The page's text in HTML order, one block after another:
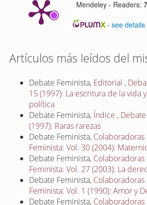
Mendeley - Readers:7
-see details
Artículos más leídos del
Debate Feminista, Editorial ,
15 (1997): La escritura de la vida
política
Debate Feminista, Índice ,
(1997): Raras rarezas
Debate Feminista, Colaboradoras
Feminista: Vol. 30 (2004):
Debate Feminista, Colaboradoras
Feminista: Vol. 27 (2003): La
Debate Feminista, Colaboradoras
Feminista: Vol. 1 (1990): Amor y
Debate Feminista, Colaboradoras